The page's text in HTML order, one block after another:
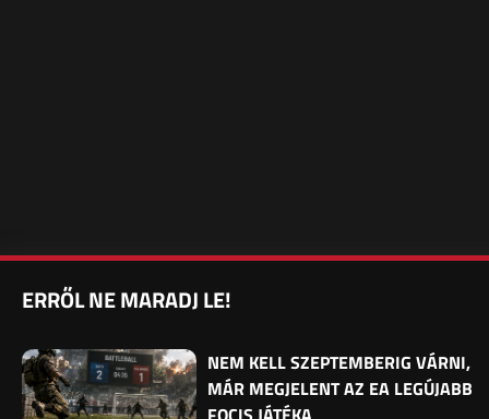
ERRŐL NE MARADJ LE!
NEM KELL SZEPTEMBERIG VÁRNI,
MÁR MEGJELENT AZ EA LEGÚJABB